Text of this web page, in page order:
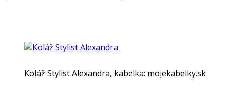
Koláž Stylist Alexandra, kabelka: mojekabelky.sk